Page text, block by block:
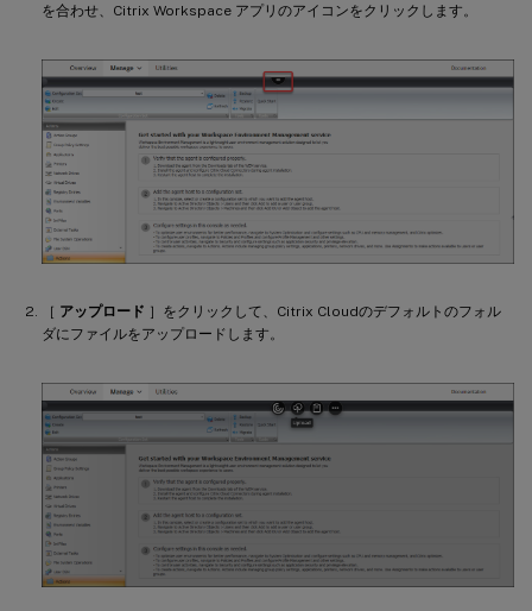
を合わせ、Citrix Workspace アプリのアイコンをクリックします。
［ アップロード ］をクリックして、Citrix Cloudのデフォルトのフォル
ダにファイルをアップロードします。